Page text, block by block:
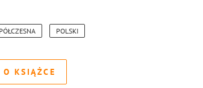
POLSKI
O KSIĄŻCE